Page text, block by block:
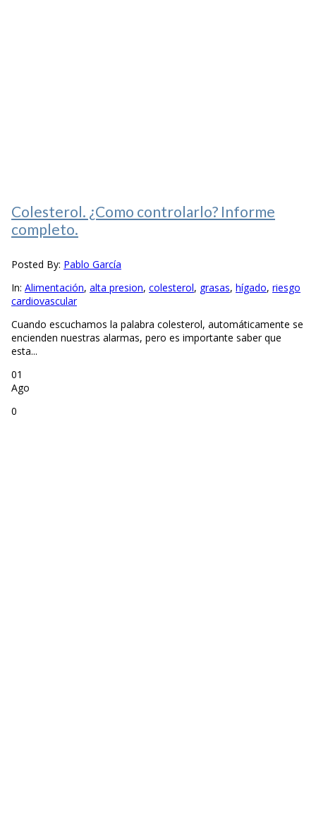
Colesterol. ¿Como controlarlo? Informe
completo.
Posted By: Pablo García
In: Alimentación, alta presion, colesterol, grasas, hígado, riesgo
cardiovascular
Cuando escuchamos la palabra colesterol, automáticamente se
encienden nuestras alarmas, pero es importante saber que
esta...
01
Ago
0